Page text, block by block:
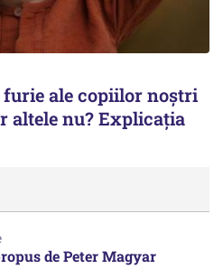
furie ale copiilor noștri
altele nu? Explicația
de Peter Magyar